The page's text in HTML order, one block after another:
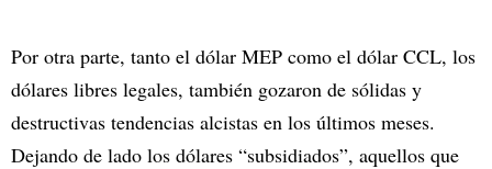
Por otra parte, tanto el dólar MEP como el dólar CCL, los
dólares libres legales, también gozaron de sólidas y
destructivas tendencias alcistas en los últimos meses.
Dejando de lado los dólares “subsidiados”, aquellos que